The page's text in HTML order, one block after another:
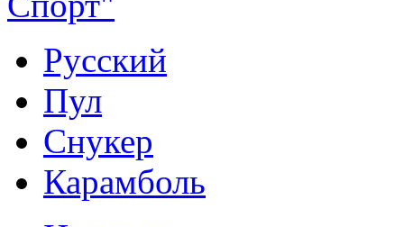
Русский
Пул
Снукер
Карамболь